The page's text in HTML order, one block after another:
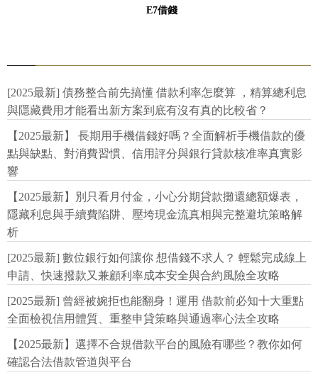
E7借錢
[2025最新] 債務整合前先搞懂 借款利率怎麼算 ，精算總利息
與隱藏費用才能看出新方案到底有沒有真的比較省？
【2025最新】 長期用手機借錢好嗎？全面解析手機借款的優
點與缺點、對消費習慣、信用評分與銀行貸款核准率真實影
響
【2025最新】別只看月付金，小心分期貸款攤還總額爆表，
隱藏利息與手續費陷阱、壓垮現金流真相與完整避坑策略解
析
[2025最新] 數位銀行如何讓你 想借錢不求人？ 輕鬆完成線上
申請、快速撥款又兼顧利率成本安全與合約風險全攻略
[2025最新] 曾經被婉拒也能翻身！運用 借款前必知十大重點
全面檢視信用體質、重整申貸策略與通過率心法全攻略
【2025最新】選擇不合規借款平台的風險有哪些？教你如何
確認合法借款管道與平台